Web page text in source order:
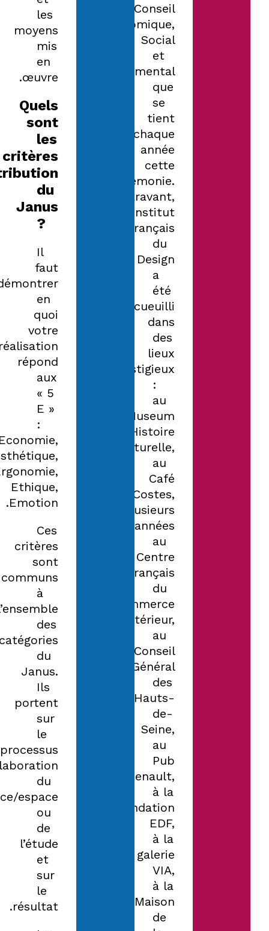
Conseil
Economique,
Social
et
Environnemental
que
se
tient
chaque
année
cette
cérémonie.
Auparavant,
l’Institut
Français
du
Design
a
été
accueuilli
dans
des
lieux
prestigieux
:
au
Museum
d’Histoire
Naturelle,
au
Café
Costes,
plusieurs
années
au
Centre
Français
du
Commerce
Extérieur,
au
Conseil
Général
des
Hauts-
de-
Seine,
au
Pub
Renault,
à la
Fondation
EDF,
à la
galerie
VIA,
à la
Maison
de
les
moyens
mis
en
œuvre.
Quels
sont
les
critères
du
Janus
?
Il
faut
en
quoi
votre
répond
aux
« 5
E »
:
Ethique,
Emotion.
Ces
critères
sont
communs
à
des
du
Janus.
Ils
portent
sur
le
processus
du
espace
ou
de
l’étude
et
sur
le
résultat.